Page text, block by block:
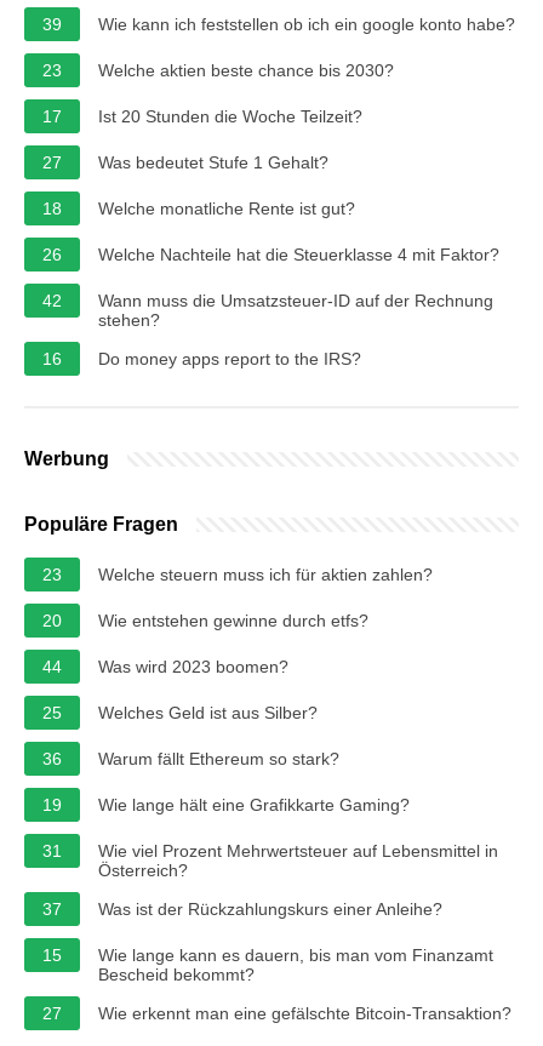
39 Wie kann ich feststellen ob ich ein google konto habe?
23 Welche aktien beste chance bis 2030?
17 Ist 20 Stunden die Woche Teilzeit?
27 Was bedeutet Stufe 1 Gehalt?
18 Welche monatliche Rente ist gut?
26 Welche Nachteile hat die Steuerklasse 4 mit Faktor?
42
Wann muss die Umsatzsteuer-ID auf der Rechnung
stehen?
16
Do money apps report to the IRS?
Werbung
Populäre Fragen
23 Welche steuern muss ich für aktien zahlen?
20 Wie entstehen gewinne durch etfs?
44 Was wird 2023 boomen?
25 Welches Geld ist aus Silber?
36 Warum fällt Ethereum so stark?
19 Wie lange hält eine Grafikkarte Gaming?
31
Wie viel Prozent Mehrwertsteuer auf Lebensmittel in
Österreich?
37
Was ist der Rückzahlungskurs einer Anleihe?
15
Wie lange kann es dauern, bis man vom Finanzamt
Bescheid bekommt?
27
Wie erkennt man eine gefälschte Bitcoin-Transaktion?